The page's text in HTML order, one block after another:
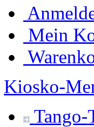
Mein
Kiosko-
Tango-